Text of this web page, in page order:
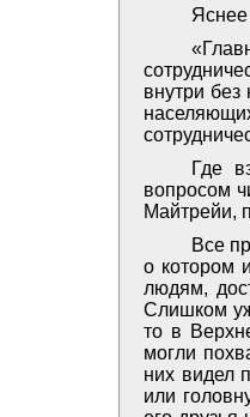
Яснее
внутри без
Где
вопросом
Майтрейи,
Все
о котором
людям,
Слишком
то в
могли
них видел
или